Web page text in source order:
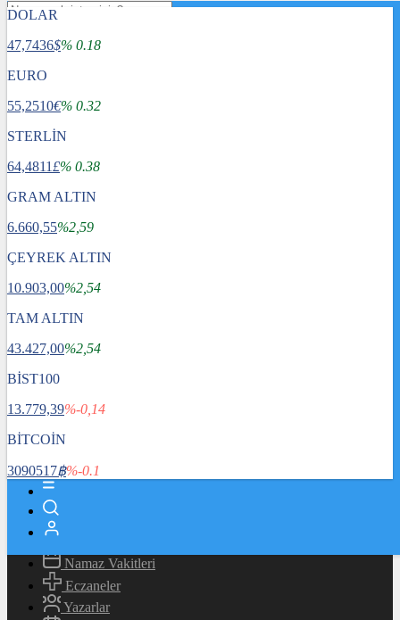
DOLAR
47,7436$% 0.18
EURO
55,2510€% 0.32
STERLİN
64,4811£% 0.38
GRAM ALTIN
6.660,55%2,59
ÇEYREK ALTIN
10.903,00%2,54
TAM ALTIN
43.427,00%2,54
BİST100
13.779,39%-0,14
BİTCOİN
3090517฿%-0.1
Dünya
Spor
Magazin
Teknoloji
Bafra Rehberi
Namaz Vakitleri
Eczaneler
Yazarlar